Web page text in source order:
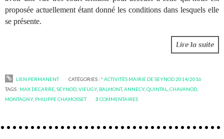
proposée actuellement étant donné les conditions dans lesquels elle
se présente.
Lire la suite
LIEN PERMANENT CATÉGORIES : * ACTIVITÉS MAIRIE DE SEYNOD 2014/2016
TAGS : MAX DECARRE ,SEYNOD ,VIEUGY, BALMONT,ANNECY,QUINTAL ,CHAVANOD
MONTAGNY, PHILIPPE CHAMOSSET 3 COMMENTAIRES